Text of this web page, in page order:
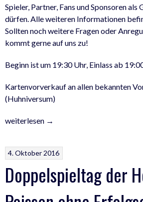
Spieler, Partner, Fans und Sponsoren als
dürfen. Alle weiteren Informationen
Sollten noch weitere Fragen oder
kommt gerne auf uns zu!
Beginn ist um 19:30 Uhr, Einlass ab
Kartenvorverkauf an allen bekannten
(Huhniversum)
„Blau-
2016“
weiterlesen →
4. Oktober 2016
Doppelspieltag der